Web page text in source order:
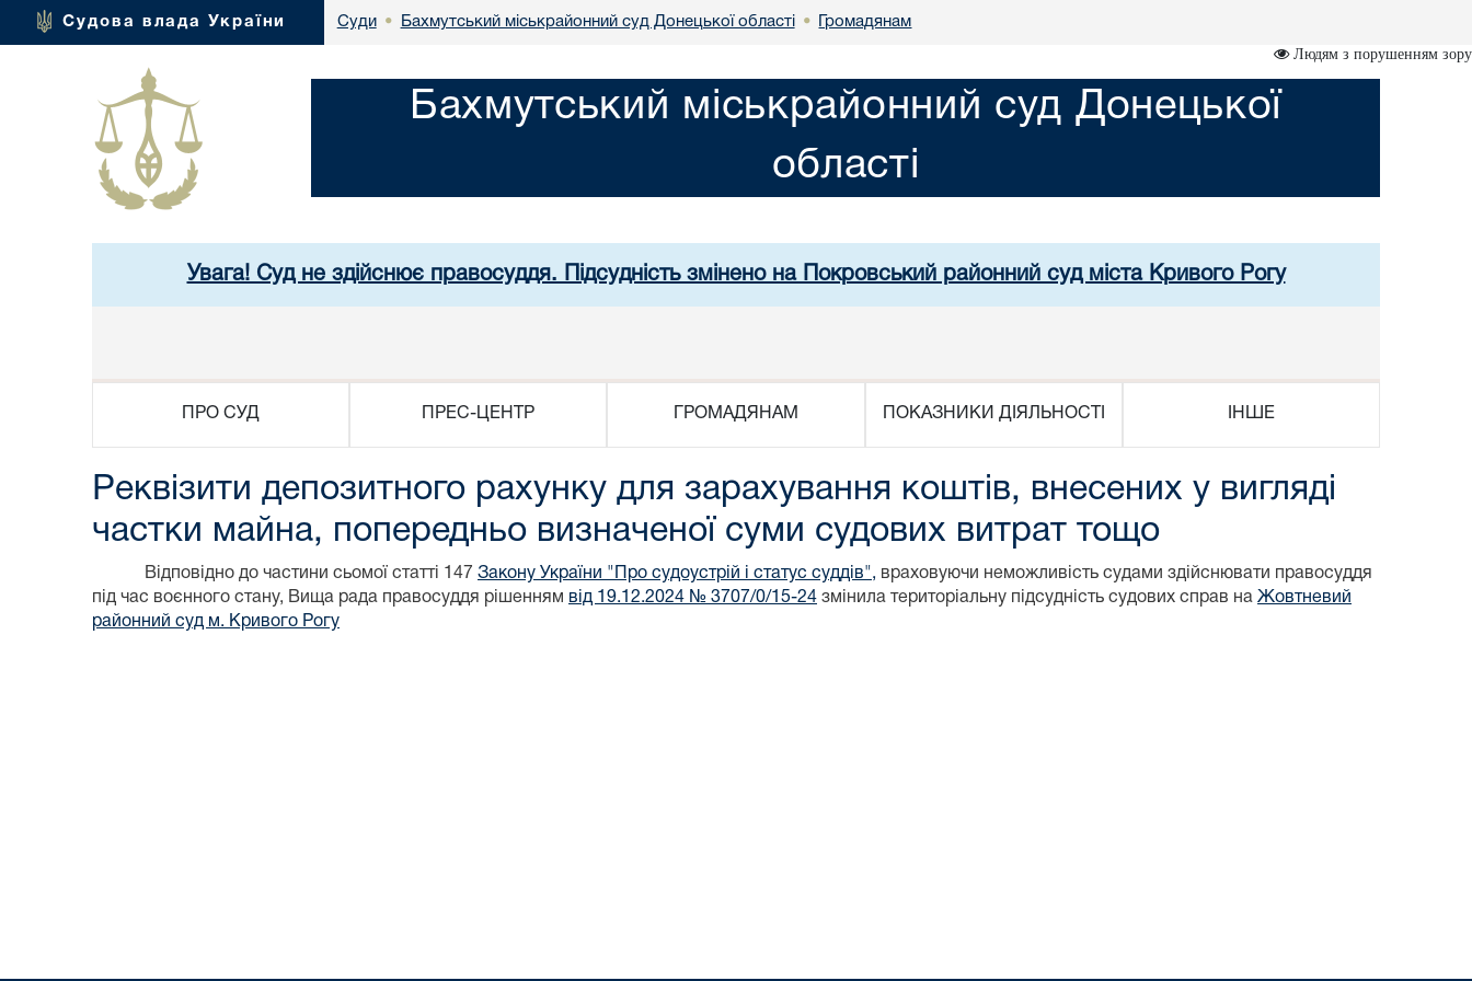
Судова влада України Суди • Бахмутський міськрайонний суд Донецької області • Громадянам
Людям з порушенням зору
Бахмутський міськрайонний суд Донецької
області
Увага! Суд не здійснює правосуддя. Підсудність змінено на Покровський районний суд міста Кривого Рогу
ПРО СУД ПРЕС-ЦЕНТР ГРОМАДЯНАМ ПОКАЗНИКИ ДІЯЛЬНОСТІ ІНШЕ
Реквізити депозитного рахунку для зарахування коштів, внесених у вигляді
частки майна, попередньо визначеної суми судових витрат тощо
Відповідно до частини сьомої статті 147 Закону України "Про судоустрій і статус суддів", враховуючи неможливість судами здійснювати правосуддя
під час воєнного стану, Вища рада правосуддя рішенням від 19.12.2024 № 3707/0/15-24 змінила територіальну підсудність судових справ на Жовтневий
районний суд м. Кривого Рогу